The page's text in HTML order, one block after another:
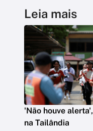
Leia mais
'Não houve
na Tailândia